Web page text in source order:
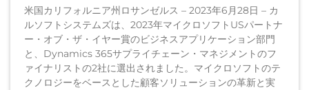
米国カリフォルニア州ロサンゼルス – 2023年6月28日 – カ
ルソフトシステムズは、2023年マイクロソフトUSパートナ
ー・オブ・ザ・イヤー賞のビジネスアプリケーション部門
と、Dynamics 365サプライチェーン・マネジメントのフ
ァイナリストの2社に選出されました。マイクロソフトのテ
クノロジーをベースとした顧客ソリューションの革新と実